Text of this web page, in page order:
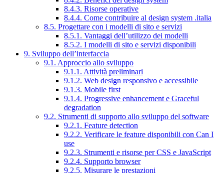
8.4.3. Risorse operative
8.4.4. Come contribuire al design system .italia
8.5. Progettare con i modelli di sito e servizi
8.5.1. Vantaggi dell’utilizzo dei modelli
8.5.2. I modelli di sito e servizi disponibili
9. Sviluppo dell’interfaccia
9.1. Approccio allo sviluppo
9.1.1. Attività preliminari
9.1.2. Web design responsivo e accessibile
9.1.3. Mobile first
9.1.4. Progressive enhancement e Graceful
degradation
9.2. Strumenti di supporto allo sviluppo del software
9.2.1. Feature detection
9.2.2. Verificare le feature disponibili con Can I
use
9.2.3. Strumenti e risorse per CSS e JavaScript
9.2.4. Supporto browser
9.2.5. Misurare le prestazioni